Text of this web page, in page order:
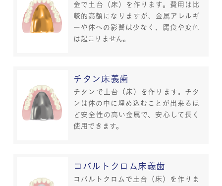
金で土台（床）を作ります。費用は比
較的高額になりますが、金属アレルギ
ーや体への影響は少なく、腐食や変色
は起こりません。
チタン床義歯
チタンで土台（床）を作ります。チタ
ンは体の中に埋め込むことが出来るほ
ど安全性の高い金属で、安心して長く
使用できます。
コバルトクロム床義歯
コバルトクロムで土台（床）を作りま